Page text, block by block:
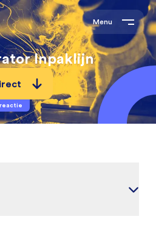
Menu
Inpaklijn
reactie